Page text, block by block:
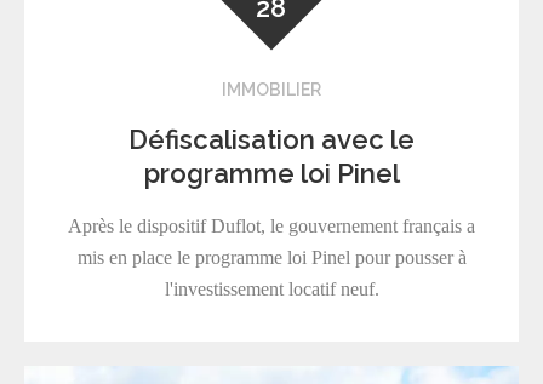
28
IMMOBILIER
Défiscalisation avec le
programme loi Pinel
Après le dispositif Duflot, le gouvernement français a
mis en place le programme loi Pinel pour pousser à
l'investissement locatif neuf.